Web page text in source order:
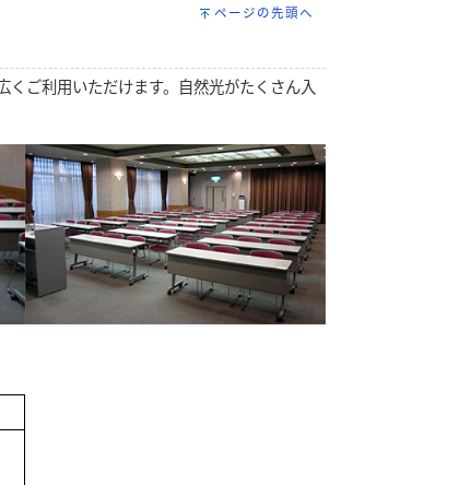
ページの先頭へ
ご利用いただけます。自然光がたくさん入